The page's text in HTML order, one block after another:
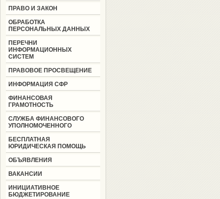
ПРАВО И ЗАКОН
ОБРАБОТКА
ПЕРСОНАЛЬНЫХ ДАННЫХ
ПЕРЕЧНИ
ИНФОРМАЦИОННЫХ
СИСТЕМ
ПРАВОВОЕ ПРОСВЕЩЕНИЕ
ИНФОРМАЦИЯ СФР
ФИНАНСОВАЯ
ГРАМОТНОСТЬ
СЛУЖБА ФИНАНСОВОГО
УПОЛНОМОЧЕННОГО
БЕСПЛАТНАЯ
ЮРИДИЧЕСКАЯ ПОМОЩЬ
ОБЪЯВЛЕНИЯ
ВАКАНСИИ
ИНИЦИАТИВНОЕ
БЮДЖЕТИРОВАНИЕ